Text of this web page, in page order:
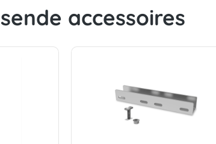
accessoires